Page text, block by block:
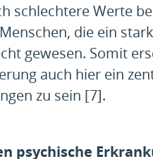
schlechtere Werte
die ein
gewesen. Somit
auch hier ein
zu sein [7].
psychische